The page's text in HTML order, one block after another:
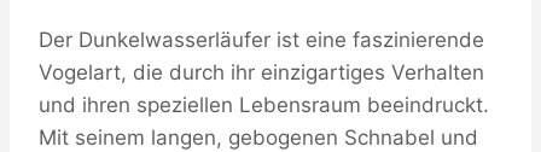
Der Dunkelwasserläufer ist eine faszinierende
Vogelart, die durch ihr einzigartiges Verhalten
und ihren speziellen Lebensraum beeindruckt.
Mit seinem langen, gebogenen Schnabel und